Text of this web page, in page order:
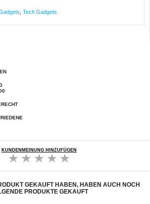
Tech Gadgets
KUNDENMEINUNG HINZUFÜGEN
GEKAUFT HABEN, HABEN AUCH NOCH
PRODUKTE GEKAUFT